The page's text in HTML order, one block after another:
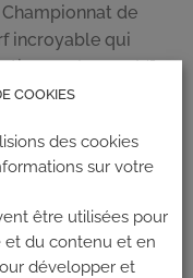
de
incroyable qui
sur le mur ! 🎯
bien méritée !
compétitions ! 🚀
COOKIES
des cookies
sur votre
être utilisées pour
et du contenu et en
développer et